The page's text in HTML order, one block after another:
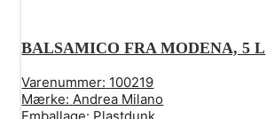
BALSAMICO FRA MODENA, 5 L
Varenummer: 100219
Mærke: Andrea Milano
Emballage: Plastdunk